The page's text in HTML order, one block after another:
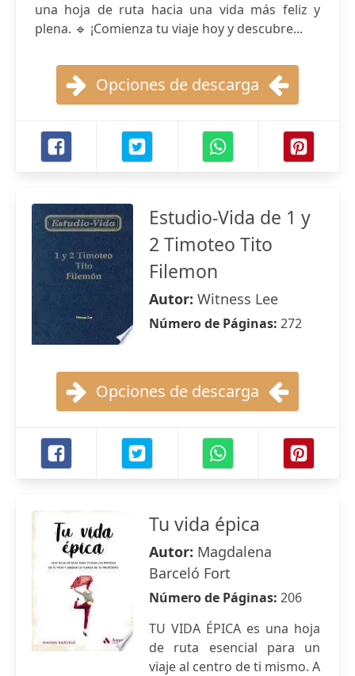
una hoja de ruta hacia una vida más feliz y
plena. 🔹 ¡Comienza tu viaje hoy y descubre...
Opciones de descarga
Estudio-Vida de 1 y
2 Timoteo Tito
Filemon
Autor: Witness Lee
Número de Páginas: 272
Opciones de descarga
Tu vida épica
Autor: Magdalena
Barceló Fort
Número de Páginas: 206
TU VIDA ÉPICA es una hoja
de ruta esencial para un
viaje al centro de ti mismo. A